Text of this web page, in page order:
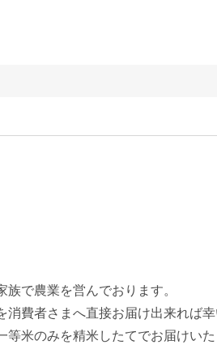
族で農業を営んでおります。
消費者さまへ直接お届け出来れば幸
等米のみを精米したてでお届けいた